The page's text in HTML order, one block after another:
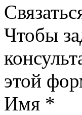
Чтобы
этой
Имя *